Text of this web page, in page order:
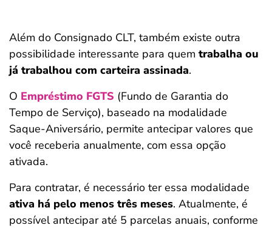
Além do Consignado CLT, também existe outra
possibilidade interessante para quem trabalha ou
já trabalhou com carteira assinada.
O Empréstimo FGTS (Fundo de Garantia do
Tempo de Serviço), baseado na modalidade
Saque-Aniversário, permite antecipar valores que
você receberia anualmente, com essa opção
ativada.
Para contratar, é necessário ter essa modalidade
ativa há pelo menos três meses. Atualmente, é
possível antecipar até 5 parcelas anuais, conforme